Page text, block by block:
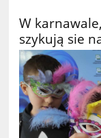
W
szykują sie